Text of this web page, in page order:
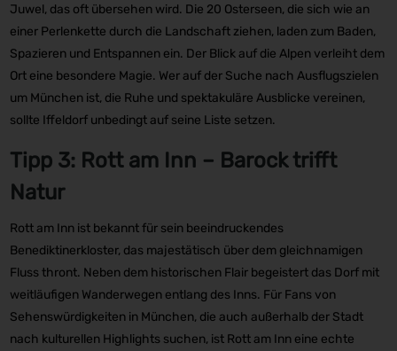
Juwel, das oft übersehen wird. Die 20 Osterseen, die sich wie an
einer Perlenkette durch die Landschaft ziehen, laden zum Baden,
Spazieren und Entspannen ein. Der Blick auf die Alpen verleiht dem
Ort eine besondere Magie. Wer auf der Suche nach Ausflugszielen
um München ist, die Ruhe und spektakuläre Ausblicke vereinen,
sollte Iffeldorf unbedingt auf seine Liste setzen.
Tipp 3: Rott am Inn – Barock trifft
Natur
Rott am Inn ist bekannt für sein beeindruckendes
Benediktinerkloster, das majestätisch über dem gleichnamigen
Fluss thront. Neben dem historischen Flair begeistert das Dorf mit
weitläufigen Wanderwegen entlang des Inns. Für Fans von
Sehenswürdigkeiten in München, die auch außerhalb der Stadt
nach kulturellen Highlights suchen, ist Rott am Inn eine echte